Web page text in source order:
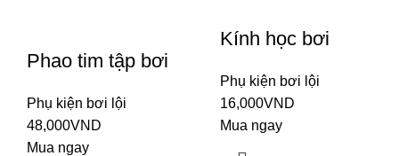
Phao tim tập bơi
Phụ kiện bơi lội
48,000VND
Mua ngay
Kính học bơi
Phụ kiện bơi lội
16,000VND
Mua ngay